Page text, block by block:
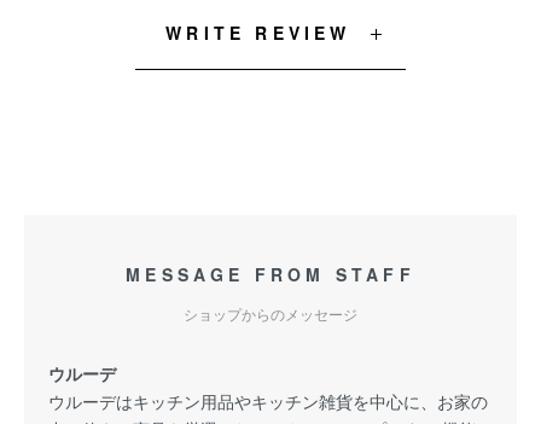
WRITE REVIEW
MESSAGE FROM STAFF
ショップからのメッセージ
ウルーデ
ウルーデはキッチン用品やキッチン雑貨を中心に、お家の